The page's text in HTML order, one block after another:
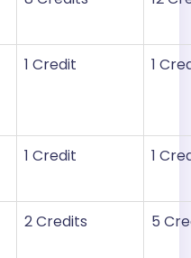
1 Credit 1
1 Credit 1
2 Credits 5